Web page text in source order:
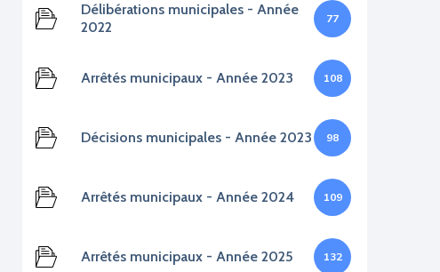
Délibérations municipales - Année
2022
77
Arrêtés municipaux - Année 2023 108
Décisions municipales - Année 2023 98
Arrêtés municipaux - Année 2024 109
Arrêtés municipaux - Année 2025 132